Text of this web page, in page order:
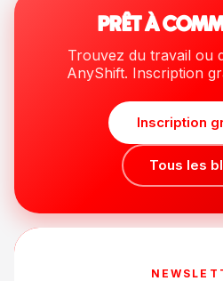
PRÊT À
Trouvez du travail ou
AnyShift. Inscription
Inscription
Tous les